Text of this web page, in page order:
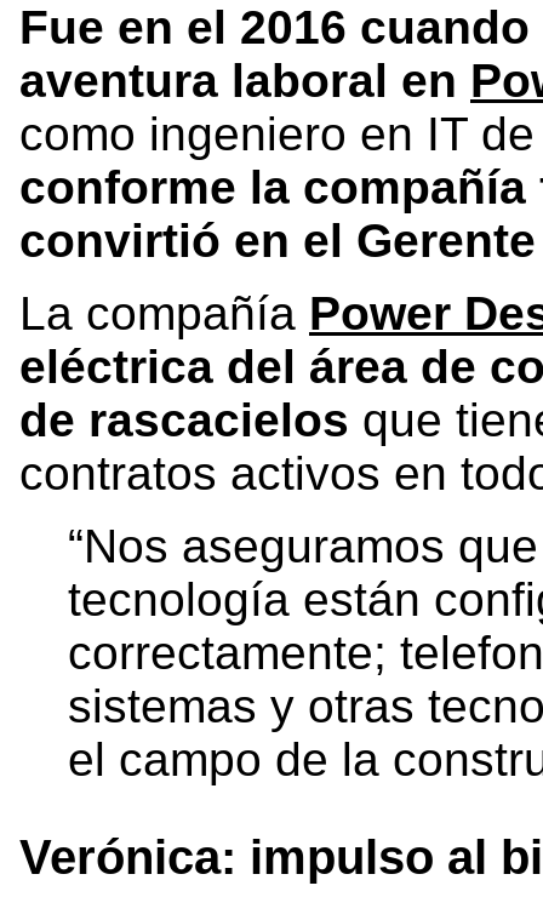
Fue en el 2016
aventura laboral en
como ingeniero en IT
conforme la
convirtió en el
La compañía Power
eléctrica del área de
de rascacielos que
contratos activos en
“Nos aseguramos
tecnología están
correctamente;
sistemas y otras
el campo de la
Verónica: impulso al